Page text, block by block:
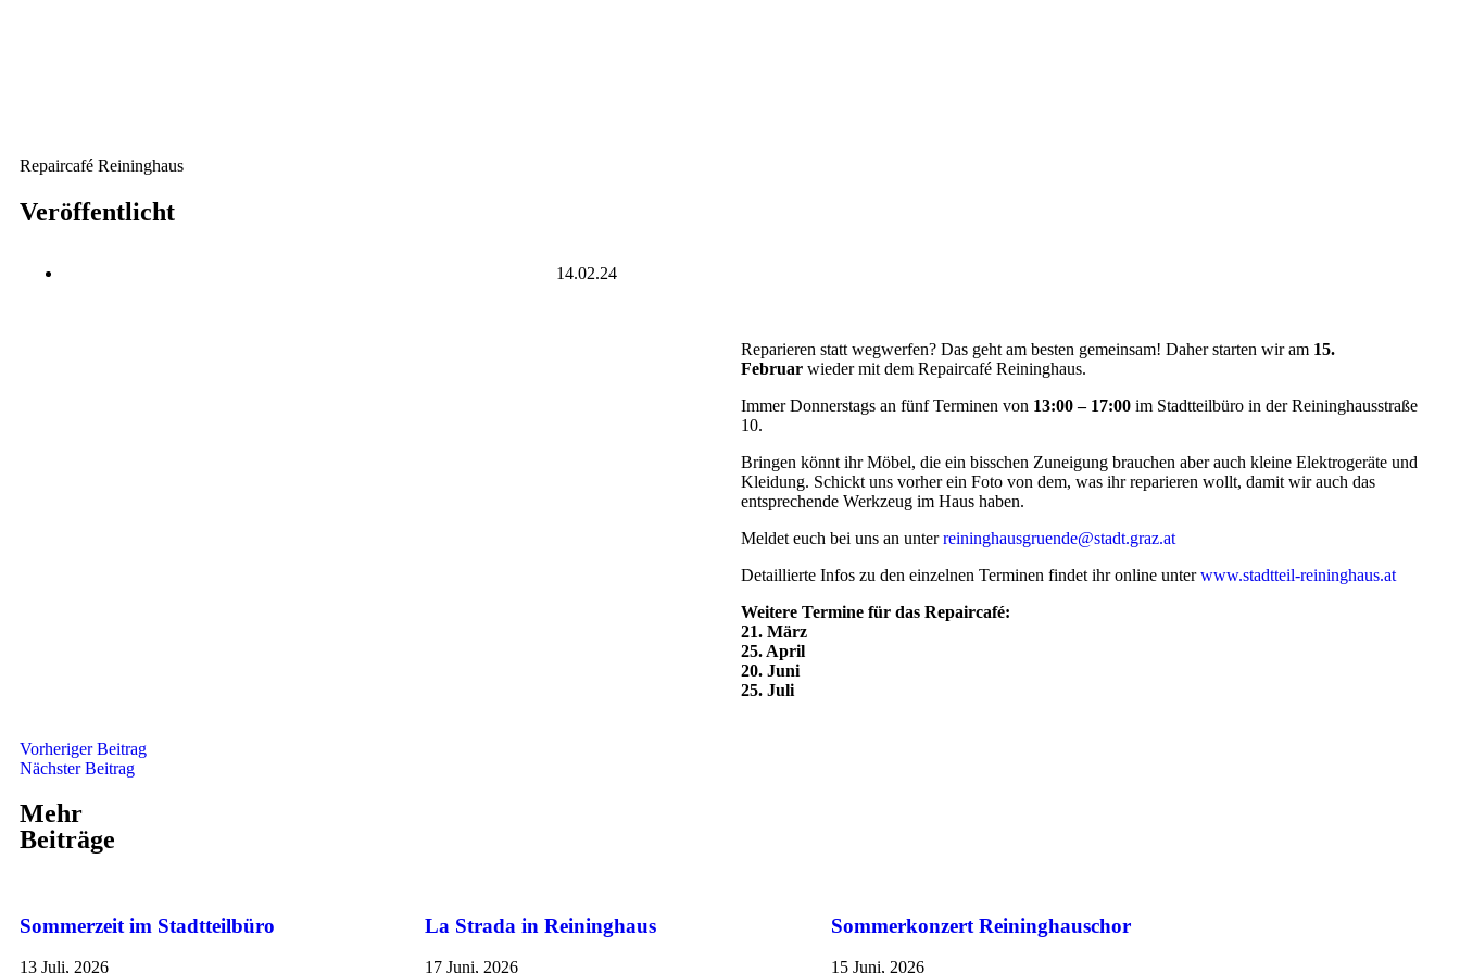
Repaircafé Reininghaus
Veröffentlicht
14.02.24
Reparieren statt wegwerfen? Das geht am besten gemeinsam! Daher starten wir am 15.
Februar wieder mit dem Repaircafé Reininghaus.
Immer Donnerstags an fünf Terminen von 13:00 – 17:00 im Stadtteilbüro in der Reininghausstraße
10.
Bringen könnt ihr Möbel, die ein bisschen Zuneigung brauchen aber auch kleine Elektrogeräte und
Kleidung. Schickt uns vorher ein Foto von dem, was ihr reparieren wollt, damit wir auch das
entsprechende Werkzeug im Haus haben.
Meldet euch bei uns an unterreininghausgruende@stadt.graz.at
Detaillierte Infos zu den einzelnen Terminen findet ihr online unterwww.stadtteil-reininghaus.at
Weitere Termine für das Repaircafé:
21. März
25. April
20. Juni
25. Juli
Vorheriger Beitrag
Nächster Beitrag
Mehr
Beiträge
Sommerzeit im Stadtteilbüro
13 Juli, 2026
La Strada in Reininghaus
17 Juni, 2026
Sommerkonzert Reininghauschor
15 Juni, 2026